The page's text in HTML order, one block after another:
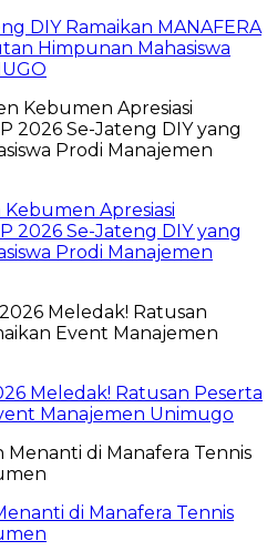
DIY Ramaikan MANAFERA
Himpunan Mahasiswa
Apresiasi
2026 Se-Jateng DIY yang
Prodi Manajemen
Meledak! Ratusan Peserta
Manajemen Unimugo
di Manafera Tennis